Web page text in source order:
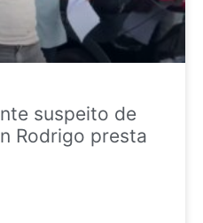
suspeito de
Rodrigo presta